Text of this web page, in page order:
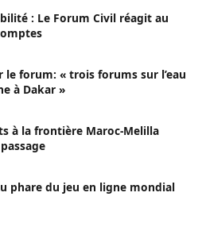
: Le Forum Civil réagit au
le forum: « trois forums sur l’eau
à Dakar »
à la frontière Maroc-Melilla
phare du jeu en ligne mondial